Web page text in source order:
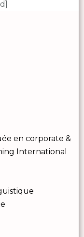
en corporate &
International